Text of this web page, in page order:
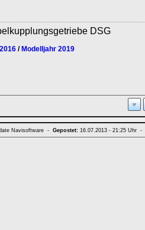
DSG
/ Modelljahr 2019
Navisoftware - Gepostet: 16.07.2013 - 21:25 Uhr -